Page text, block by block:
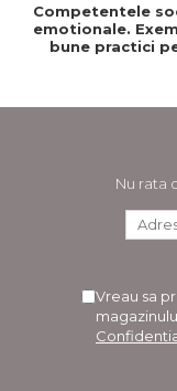
Competentele
emotionale.
bune practici
Nu rata
Vreau sa